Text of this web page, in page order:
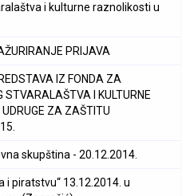
i kulturne raznolikosti u
PRIJAVA
IZ FONDA ZA
STVARALAŠTVA I KULTURNE
ZA ZAŠTITU
skupština - 20.12.2014.
i piratstvu“ 13.12.2014. u